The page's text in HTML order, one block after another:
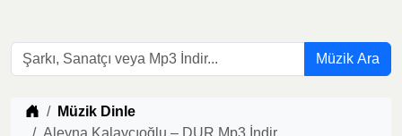
Müzik Ara
Müzik indir
Müzik Dinle
Aleyna Kalaycıoğlu – DUR Mp3 İndir